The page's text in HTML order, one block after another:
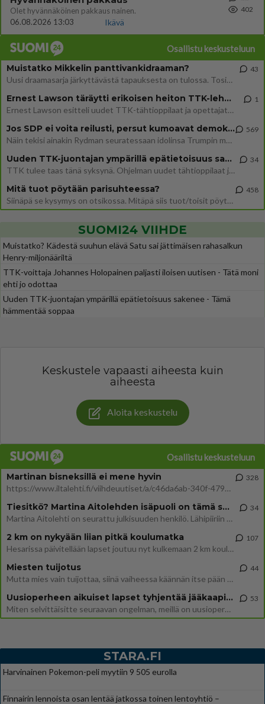
Olet hyvännäköinen pakkaus nainen.
06.08.2026 13:03
Ikävä
402
Osallistu keskusteluun
Muistatko Mikkelin panttivankidraaman?
Uusi draamasarja järkyttävästä tapauksesta on tulossa. Tositapahtumiin perustuva sarja ammentaa vuoden 1986 Mikkelin pan
43
Ernest Lawson täräytti erikoisen heiton TTK-lehdistötilaisuudessa: " Onko tässä tarkoituksena...?"
Ernest Lawson esitteli uudet TTK-tähtioppilaat ja opettajat torstaina 6.8. lehdistölle. Tulevalla kaudella on yksi hausk
1
Jos SDP ei voita reilusti, persut kumoavat demokratian Suomesta
Näin tekisi ainakin Rydman seuratessaan idolinsa Trumpin mallia https://www.is.fi/politiikka/art-2000012187244.html
569
Uuden TTK-juontajan ympärillä epätietoisuus sakenee - Nyt MTV hämmentää soppaa
TTK tulee taas tänä syksynä. Ohjelman uudet tähtioppilaat julkistetaan torstaina 6. elokuuta klo 14 alkavassa lehdistö
34
Mitä tuot pöytään parisuhteessa?
Siinäpä se kysymys on otsikossa. Mitäpä siis tuot/toisit pöytään parisuhteessa? Oletko mies vai nainen? Koetko sen mitä
458
SUOMI24 VIIHDE
Muistatko? Kädestä suuhun elävä Satu sai jättimäisen rahasalkun
Henry-miljonääriltä
TTK-voittaja Johannes Holopainen paljasti iloisen uutisen - Tätä moni
ehti jo odottaa
Uuden TTK-juontajan ympärillä epätietoisuus sakenee - Tämä
hämmentää soppaa
Keskustele vapaasti aiheesta kuin
aiheesta
Aloita keskustelu
Osallistu keskusteluun
Martinan bisneksillä ei mene hyvin
https://www.iltalehti.fi/viihdeuutiset/a/c46da6ab-340f-4790-aaa7-0865eed2336 Yrityksen konkurssihakemus on tullut kärä
328
Tiesitkö? Martina Aitolehden isäpuoli on tämä suosittu laulaja
Martina Aitolehti on seurattu julkisuuden henkilö. Lähipiiriin mahtuu muitakin tunnettuja henkilöitä. Tiesitkö, että Ma
34
2 km on nykyään liian pitkä koulumatka
Hesarissa päivitellään lapset joutuu nyt kulkemaan 2 km kouluun jösses. Ruostefillarilla tuo matka menee vaikka miten äk
107
Miesten tuijotus
Mutta mies vain tuijottaa, siinä vaiheessa käännän itse pään pois. Mikä juttu? Yleensä jos joku tuijottaa tai katsoo, hä
44
Uusioperheen aikuiset lapset tyhjentää jääkaapin käydessään
Miten selvittäisitte seuraavan ongelman, meillä on uusioperhe, minulla teini-ikäiset lapset ja puolisolla aikuiset, jotk
53
STARA.FI
Harvinainen Pokemon-peli myytiin 9 505 eurolla
Finnairin lennoista osan lentää jatkossa toinen lentoyhtiö –